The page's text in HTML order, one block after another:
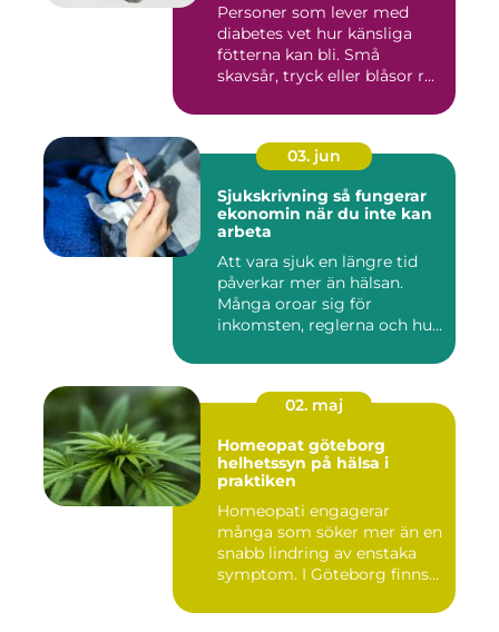
Personer som lever med
diabetes vet hur känsliga
fötterna kan bli. Små
skavsår, tryck eller blåsor r...
03. jun
Sjukskrivning så fungerar
ekonomin när du inte kan
arbeta
Att vara sjuk en längre tid
påverkar mer än hälsan.
Många oroar sig för
inkomsten, reglerna och hur
02. maj
Homeopat göteborg
helhetssyn på hälsa i
praktiken
Homeopati engagerar
många som söker mer än en
snabb lindring av enstaka
symptom. I Göteborg finns